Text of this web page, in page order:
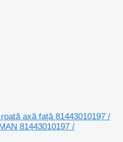
axă față 81443010197 /
81443010197 /